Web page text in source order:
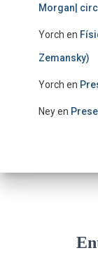
Morgan|
Yorch en
Zemansky)
Yorch en
Neyen